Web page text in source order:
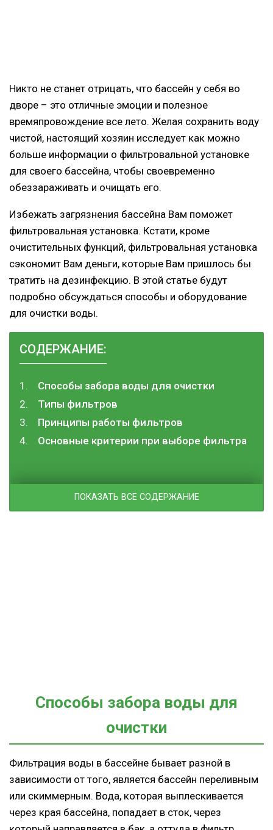
Никто не станет отрицать, что бассейн у себя во
дворе – это отличные эмоции и полезное
времяпровождение все лето. Желая сохранить воду
чистой, настоящий хозяин исследует как можно
больше информации о фильтровальной установке
для своего бассейна, чтобы своевременно
обеззараживать и очищать его.
Избежать загрязнения бассейна Вам поможет
фильтровальная установка. Кстати, кроме
очистительных функций, фильтровальная установка
сэкономит Вам деньги, которые Вам пришлось бы
тратить на дезинфекцию. В этой статье будут
подробно обсуждаться способы и оборудование
для очистки воды.
СОДЕРЖАНИЕ:
Способы забора воды для очистки
Типы фильтров
Принципы работы фильтров
Основные критерии при выборе фильтра
ПОКАЗАТЬ ВСЕ СОДЕРЖАНИЕ
Способы забора воды для
очистки
Фильтрация воды в бассейне бывает разной в
зависимости от того, является бассейн переливным
или скиммерным. Вода, которая выплескивается
через края бассейна, попадает в сток, через